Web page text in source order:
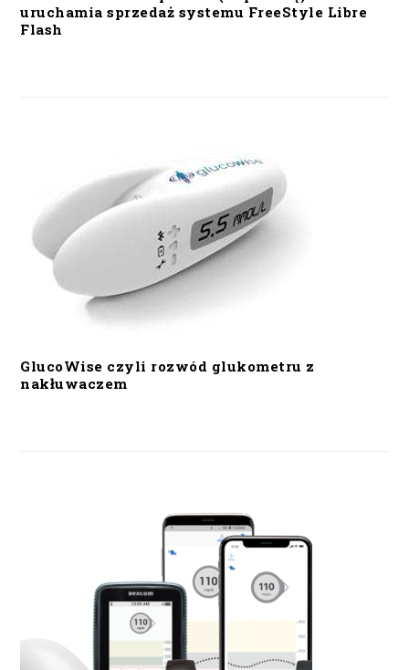
uruchamia sprzedaż systemu FreeStyle Libre
Flash
GlucoWise czyli rozwód glukometru z
nakłuwaczem